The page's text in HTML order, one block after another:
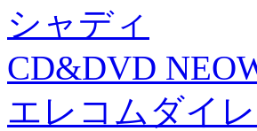
シャディ
CD&DVD
エレコムダイ